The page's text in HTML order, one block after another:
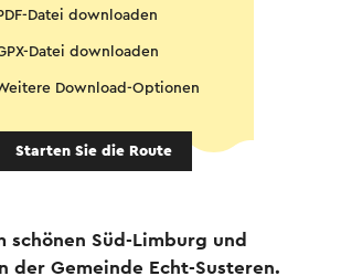
Datei downloaden
Datei downloaden
Download-Optionen
Starten Sie die Route
schönen Süd-Limburg und
der Gemeinde Echt-Susteren.